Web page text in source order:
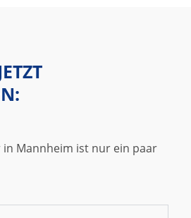
Mannheim ist nur ein paar